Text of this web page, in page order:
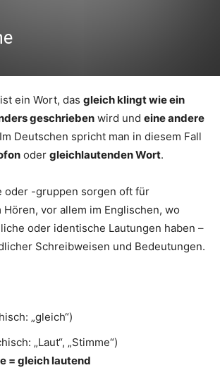
ist ein Wort, das gleich klingt wie ein
geschrieben wird und eine andere
Deutschen spricht man in diesem Fall
oder gleichlautenden Wort.
oder -gruppen sorgen oft für
vor allem im Englischen, wo
oder identische Lautungen haben –
Schreibweisen und Bedeutungen.
„gleich“)
„Laut“, „Stimme“)
= gleich lautend